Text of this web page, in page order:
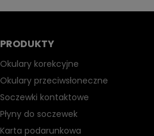
PRODUKTY
Okulary korekcyjne
Okulary przeciwsłoneczne
Soczewki kontaktowe
Płyny do soczewek
Karta podarunkowa